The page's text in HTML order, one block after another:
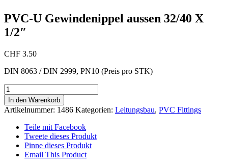
PVC-U Gewindenippel aussen 32/40 X
1/2″
CHF 3.50
DIN 8063 / DIN 2999, PN10 (Preis pro STK)
PVC-
U
Gewindenippel
aussen
32/40
1/2"
Menge
In den Warenkorb
Artikelnummer: 1486 Kategorien: Leitungsbau, PVC Fittings
Teile mit Facebook
Tweete dieses Produkt
Pinne dieses Produkt
Email This Product